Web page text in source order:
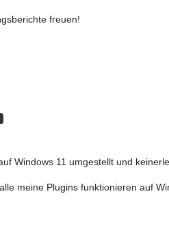
freuen!
Windows 11 umgestellt und
meine Plugins funktionieren auf